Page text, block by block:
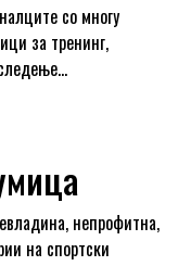
со многу
за тренинг,
непрофитна,
на спортски